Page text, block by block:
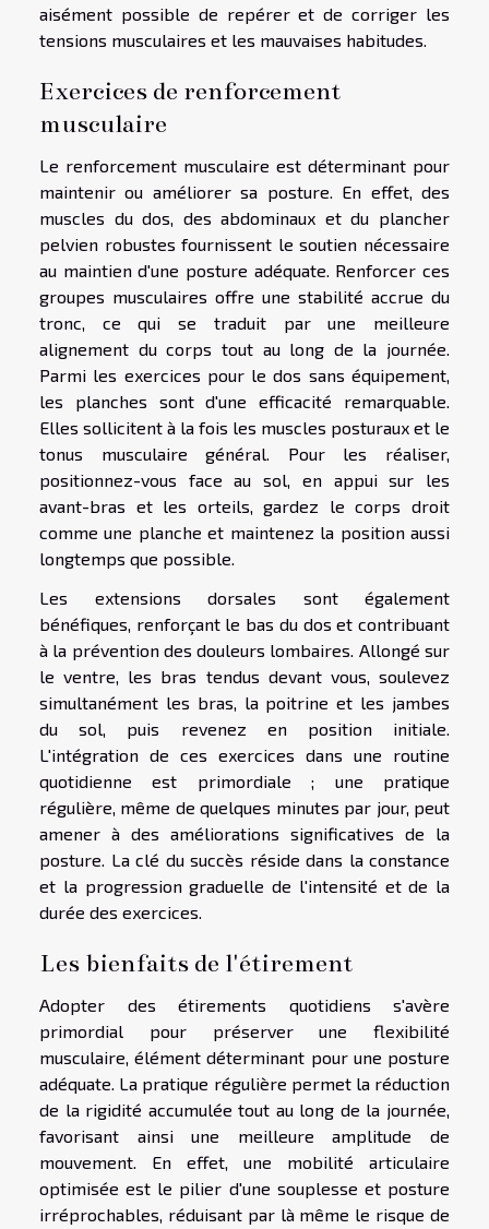
aisément possible de repérer et de corriger les
tensions musculaires et les mauvaises habitudes.
Exercices de renforcement
musculaire
Le renforcement musculaire est déterminant pour
maintenir ou améliorer sa posture. En effet, des
muscles du dos, des abdominaux et du plancher
pelvien robustes fournissent le soutien nécessaire
au maintien d'une posture adéquate. Renforcer ces
groupes musculaires offre une stabilité accrue du
tronc, ce qui se traduit par une meilleure
alignement du corps tout au long de la journée.
Parmi les exercices pour le dos sans équipement,
les planches sont d'une efficacité remarquable.
Elles sollicitent à la fois les muscles posturaux et le
tonus musculaire général. Pour les réaliser,
positionnez-vous face au sol, en appui sur les
avant-bras et les orteils, gardez le corps droit
comme une planche et maintenez la position aussi
longtemps que possible.
Les extensions dorsales sont également
bénéfiques, renforçant le bas du dos et contribuant
à la prévention des douleurs lombaires. Allongé sur
le ventre, les bras tendus devant vous, soulevez
simultanément les bras, la poitrine et les jambes
du sol, puis revenez en position initiale.
L'intégration de ces exercices dans une routine
quotidienne est primordiale ; une pratique
régulière, même de quelques minutes par jour, peut
amener à des améliorations significatives de la
posture. La clé du succès réside dans la constance
et la progression graduelle de l'intensité et de la
durée des exercices.
Les bienfaits de l'étirement
Adopter des étirements quotidiens s'avère
primordial pour préserver une flexibilité
musculaire, élément déterminant pour une posture
adéquate. La pratique régulière permet la réduction
de la rigidité accumulée tout au long de la journée,
favorisant ainsi une meilleure amplitude de
mouvement. En effet, une mobilité articulaire
optimisée est le pilier d'une souplesse et posture
irréprochables, réduisant par là même le risque de